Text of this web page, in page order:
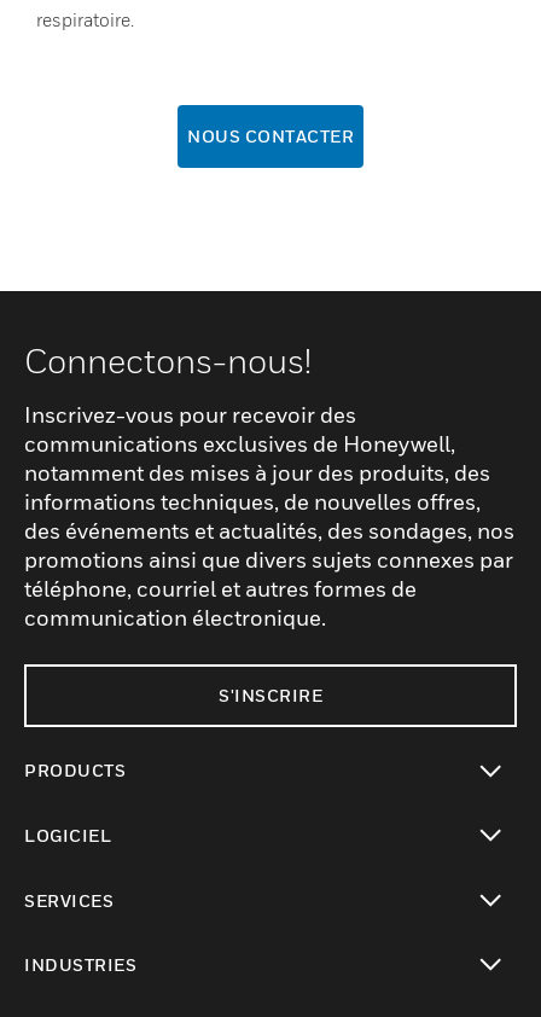
respiratoire.
NOUS CONTACTER
Connectons-nous!
Inscrivez-vous pour recevoir des
communications exclusives de Honeywell,
notamment des mises à jour des produits, des
informations techniques, de nouvelles offres,
des événements et actualités, des sondages, nos
promotions ainsi que divers sujets connexes par
téléphone, courriel et autres formes de
communication électronique.
S'INSCRIRE
PRODUCTS
LOGICIEL
SERVICES
INDUSTRIES